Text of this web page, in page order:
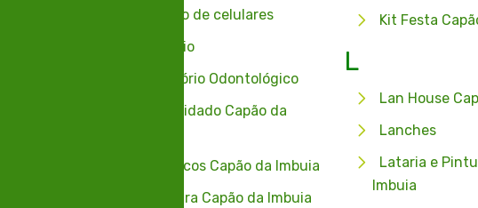
Conserto de celulares
Consórcio
Consultório Odontológico
Contabilidado Capão da
Cosméticos Capão da Imbuia
Costureira Capão da Imbuia
Kit Festa
L
Lan House
Lanches
Lataria e
Imbuia